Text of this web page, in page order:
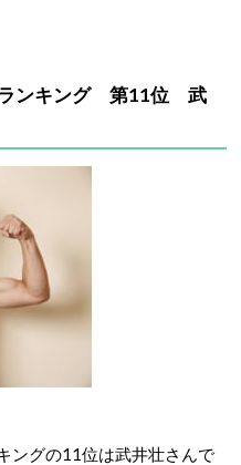
ランキング 第11位 武
ングの11位は武井壮さんで